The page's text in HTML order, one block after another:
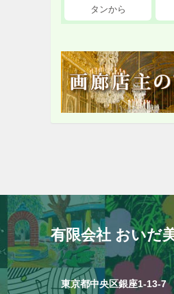
タンから
有限会社 おいだ
東京都中央区銀座1-13-7